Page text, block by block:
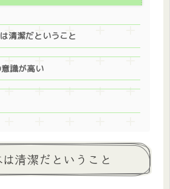
清潔だということ
識が高い
清潔だということ